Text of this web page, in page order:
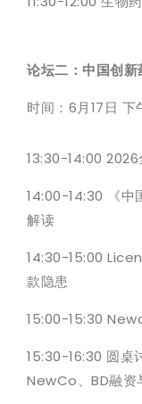
论坛二：中国创
时间：6月17日
13:30-14:00
14:00-14:30 《中
解读
14:30-15:00
款隐患
15:00-15:30
15:30-16:30 圆桌
NewCo、BD融资